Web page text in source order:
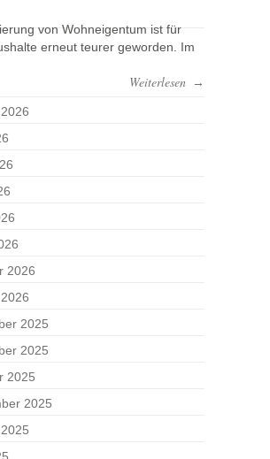
von Wohneigentum ist für
erneut teurer geworden. Im
Weiterlesen →
2026
2025
2025
2025
2025